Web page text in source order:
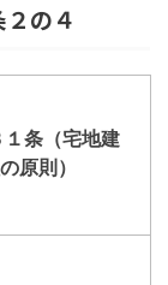
の４
条（宅地建
原則）